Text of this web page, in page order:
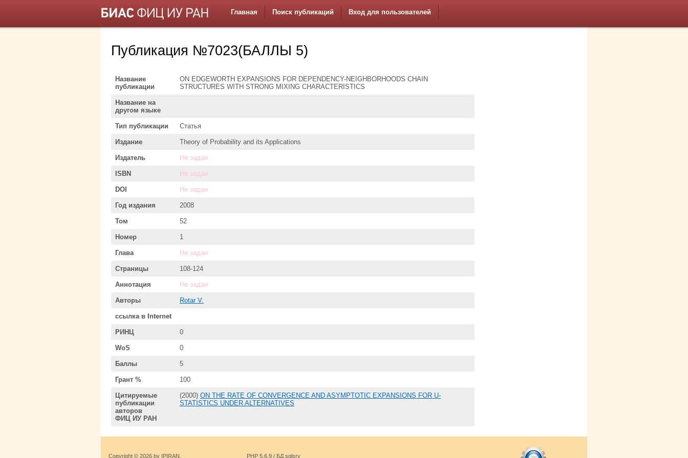
Главная Поиск публикаций Вход для пользователей
Публикация №7023(БАЛЛЫ 5)
Название
публикации
ON EDGEWORTH EXPANSIONS FOR DEPENDENCY-NEIGHBORHOODS CHAIN
STRUCTURES WITH STRONG MIXING CHARACTERISTICS
Название на
другом языке
Тип публикации Статья
Издание Theory of Probability and its Applications
Издатель Не задан
ISBN Не задан
DOI Не задан
Год издания 2008
Том 52
Номер 1
Глава Не задан
Страницы 108-124
Аннотация Не задан
Авторы Rotar V.
ссылка в Internet
РИНЦ 0
WoS 0
Баллы 5
Грант % 100
Цитируемые
публикации
авторов
ФИЦ ИУ РАН
(2000) ON THE RATE OF CONVERGENCE AND ASYMPTOTIC EXPANSIONS FOR U-
STATISTICS UNDER ALTERNATIVES
Copyright © 2026 by IPIRAN. PHP 5.6.9 / БД sqlsrv